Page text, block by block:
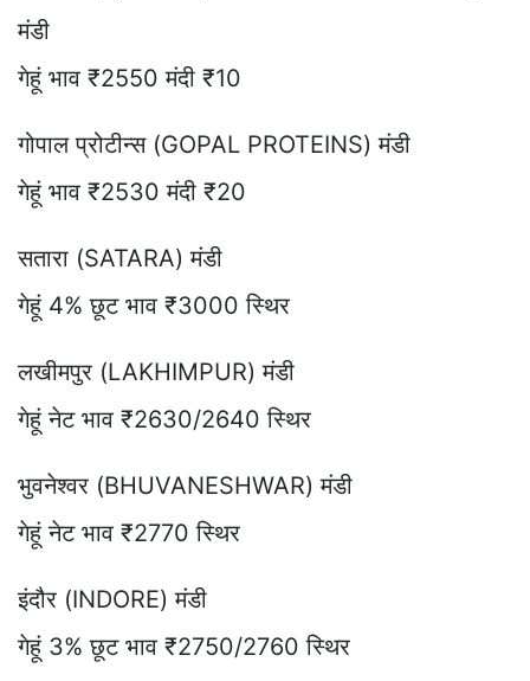
मंडी
गेहूं भाव ₹2550 मंदी ₹10
गोपाल प्रोटीन्स (GOPAL PROTEINS) मंडी
गेहूं भाव ₹2530 मंदी ₹20
सतारा (SATARA) मंडी
गेहूं 4% छूट भाव ₹3000 स्थिर
लखीमपुर (LAKHIMPUR) मंडी
गेहूं नेट भाव ₹2630/2640 स्थिर
भुवनेश्वर (BHUVANESHWAR) मंडी
गेहूं नेट भाव ₹2770 स्थिर
इंदौर (INDORE) मंडी
गेहूं 3% छूट भाव ₹2750/2760 स्थिर